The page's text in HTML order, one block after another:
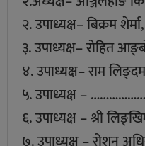
२. उपाध्यक्ष– बिक्रम
३. उपाध्यक्ष– रोहित
४. उपाध्यक्ष– राम
५. उपाध्यक्ष –
६. उपाध्यक्ष – श्री